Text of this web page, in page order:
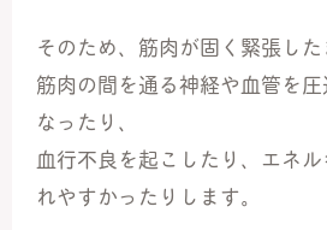
そのため、筋肉が固く緊張した
筋肉の間を通る神経や血管を
なったり、
血行不良を起こしたり、エネ
れやすかったりします。